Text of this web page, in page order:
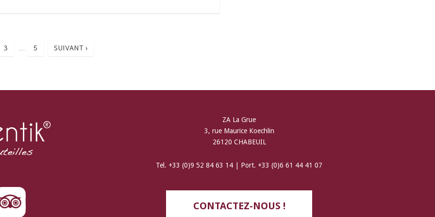
3 5 SUIVANT ›
ZA La Grue
3, rue Maurice Koechlin
26120 CHABEUIL
Tel. +33 (0)9 52 84 63 14 | Port. +33 (0)6 61 44 41 07
CONTACTEZ-NOUS !